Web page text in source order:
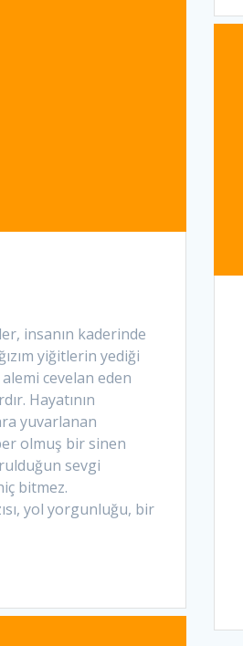
insanın kaderinde
yiğitlerin yediği
cevelan eden
Hayatının
yuvarlanan
olmuş bir sinen
sevgi
bitmez.
yol yorgunluğu, bir